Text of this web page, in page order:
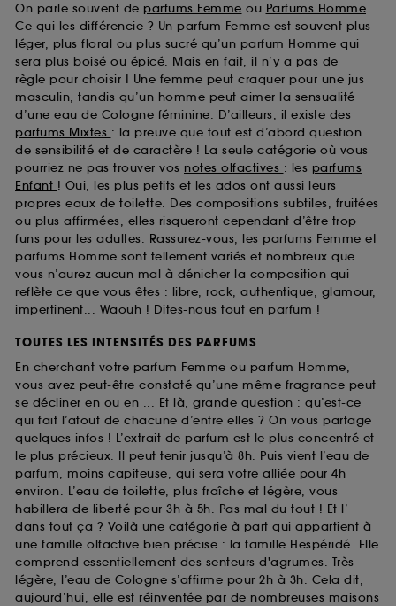
On parle souvent de parfums Femme ou Parfums Homme.
Ce qui les différencie ? Un parfum Femme est souvent plus
léger, plus floral ou plus sucré qu’un parfum Homme qui
sera plus boisé ou épicé. Mais en fait, il n’y a pas de
règle pour choisir ! Une femme peut craquer pour une jus
masculin, tandis qu’un homme peut aimer la sensualité
d’une eau de Cologne féminine. D’ailleurs, il existe des
parfums Mixtes : la preuve que tout est d’abord question
de sensibilité et de caractère ! La seule catégorie où vous
pourriez ne pas trouver vos notes olfactives : les parfums
Enfant ! Oui, les plus petits et les ados ont aussi leurs
propres eaux de toilette. Des compositions subtiles, fruitées
ou plus affirmées, elles risqueront cependant d’être trop
funs pour les adultes. Rassurez-vous, les parfums Femme et
parfums Homme sont tellement variés et nombreux que
vous n’aurez aucun mal à dénicher la composition qui
reflète ce que vous êtes : libre, rock, authentique, glamour,
impertinent... Waouh ! Dites-nous tout en parfum !
TOUTES LES INTENSITÉS DES PARFUMS
En cherchant votre parfum Femme ou parfum Homme,
vous avez peut-être constaté qu’une même fragrance peut
se décliner en ou en ... Et là, grande question : qu’est-ce
qui fait l’atout de chacune d’entre elles ? On vous partage
quelques infos ! L’extrait de parfum est le plus concentré et
le plus précieux. Il peut tenir jusqu’à 8h. Puis vient l’eau de
parfum, moins capiteuse, qui sera votre alliée pour 4h
environ. L’eau de toilette, plus fraîche et légère, vous
habillera de liberté pour 3h à 5h. Pas mal du tout ! Et l’
dans tout ça ? Voilà une catégorie à part qui appartient à
une famille olfactive bien précise : la famille Hespéridé. Elle
comprend essentiellement des senteurs d'agrumes. Très
légère, l’eau de Cologne s’affirme pour 2h à 3h. Cela dit,
aujourd’hui, elle est réinventée par de nombreuses maisons